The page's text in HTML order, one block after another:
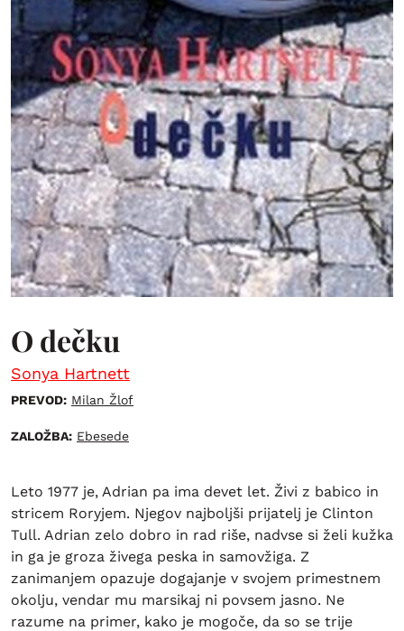
O dečku
Sonya Hartnett
PREVOD: Milan Žlof
ZALOŽBA: Ebesede
Leto 1977 je, Adrian pa ima devet let. Živi z babico in
stricem Roryjem. Njegov najboljši prijatelj je Clinton
Tull. Adrian zelo dobro in rad riše, nadvse si želi kužka
in ga je groza živega peska in samovžiga. Z
zanimanjem opazuje dogajanje v svojem primestnem
okolju, vendar mu marsikaj ni povsem jasno. Ne
razume na primer, kako je mogoče, da so se trije